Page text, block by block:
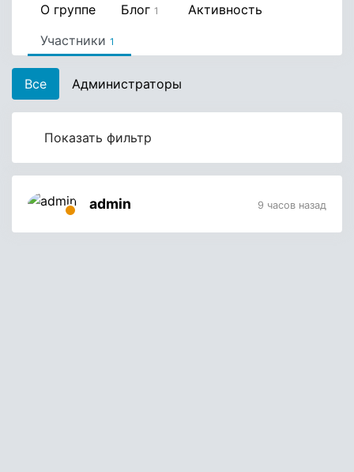
О группе Блог 1
Активность
Участники 1
Все Администраторы
Показать фильтр
admin 9 часов назад